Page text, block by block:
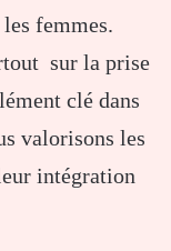
femmes.
sur la prise
clé dans
valorisons les
intégration